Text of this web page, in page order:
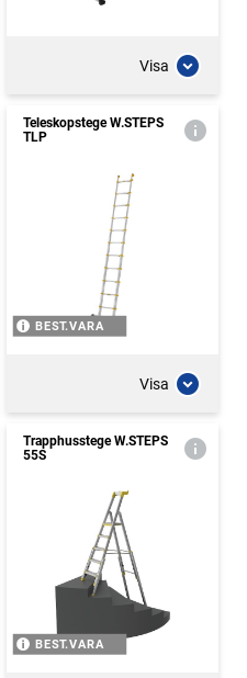
Visa
Teleskopstege W.STEPS
TLP
BEST.VARA
Visa
Trapphusstege W.STEPS
55S
BEST.VARA